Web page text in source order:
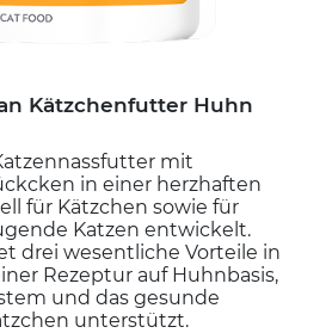
Kätzchenfutter Huhn
mit
in einer herzhaften
für Kätzchen sowie für
Katzen entwickelt.
drei wesentliche Vorteile in
Rezeptur auf Huhnbasis,
und das gesunde
unterstützt.